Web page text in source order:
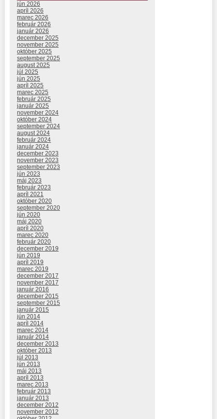
jún 2026
apríl 2026
marec 2026
február 2026
január 2026
december 2025
november 2025
október 2025
september 2025
august 2025
júl 2025
jún 2025
apríl 2025
marec 2025
február 2025
január 2025
november 2024
október 2024
september 2024
august 2024
február 2024
január 2024
december 2023
november 2023
september 2023
jún 2023
máj 2023
február 2023
apríl 2021
október 2020
september 2020
jún 2020
máj 2020
apríl 2020
marec 2020
február 2020
december 2019
jún 2019
apríl 2019
marec 2019
december 2017
november 2017
január 2016
december 2015
september 2015
január 2015
jún 2014
apríl 2014
marec 2014
január 2014
december 2013
október 2013
júl 2013
jún 2013
máj 2013
apríl 2013
marec 2013
február 2013
január 2013
december 2012
november 2012